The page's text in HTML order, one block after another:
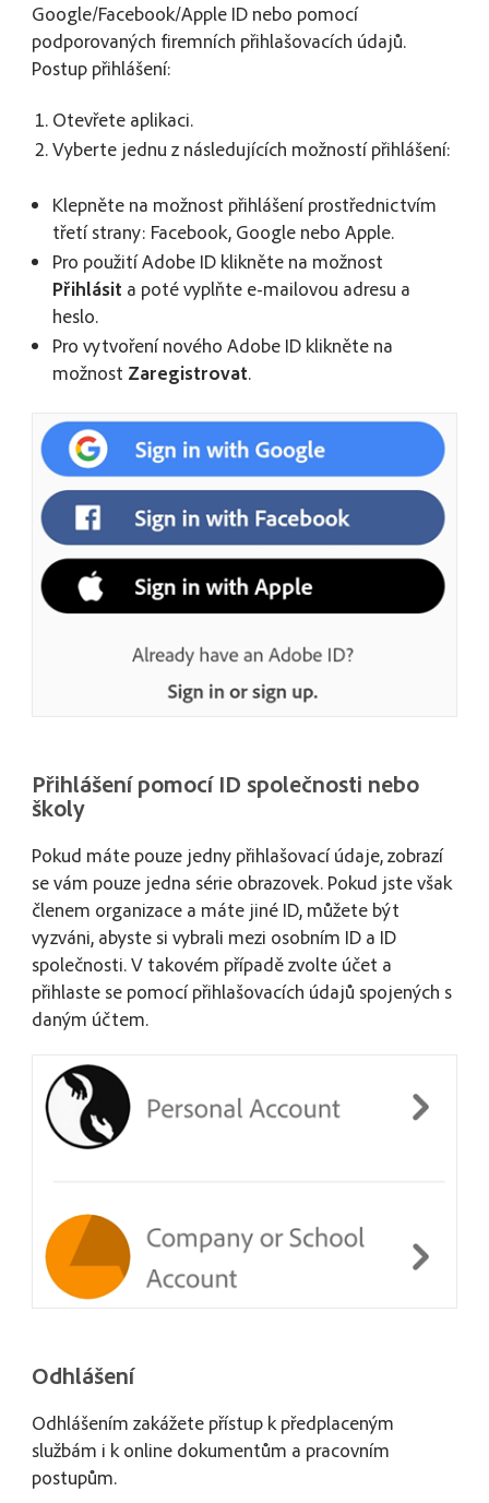
Google/Facebook/Apple ID nebo pomocí
podporovaných firemních přihlašovacích údajů.
Postup přihlášení:
Otevřete aplikaci.
Vyberte jednu z následujících možností přihlášení:
Klepněte na možnost přihlášení prostřednictvím
třetí strany: Facebook, Google nebo Apple.
Pro použití Adobe ID klikněte na možnost
Přihlásit a poté vyplňte e-mailovou adresu a
heslo.
Pro vytvoření nového Adobe ID klikněte na
možnost Zaregistrovat.
Přihlášení pomocí ID společnosti nebo
školy
Pokud máte pouze jedny přihlašovací údaje, zobrazí
se vám pouze jedna série obrazovek. Pokud jste však
členem organizace a máte jiné ID, můžete být
vyzváni, abyste si vybrali mezi osobním ID a ID
společnosti. V takovém případě zvolte účet a
přihlaste se pomocí přihlašovacích údajů spojených s
daným účtem.
Odhlášení
Odhlášením zakážete přístup k předplaceným
službám i k online dokumentům a pracovním
postupům.